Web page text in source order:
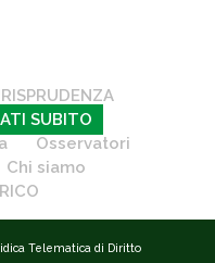
SUBITO
Osservatori
Chi siamo
Telematica di Diritto